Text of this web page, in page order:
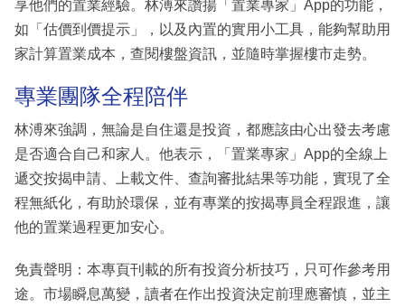
享他們的置業經驗。林溥來讚揚「置業專家」App的功能，
如「估價到價提示」，以及內置的實用小工具，能夠幫助用
家計算置業成本，查閱樓盤資訊，並隨時掌握樓市走勢。
專業團隊全程陪伴
林溥來強調，無論是自住還是投資，都應該由心出發去考慮
是否適合自己和家人。他表示，「置業專家」App的全線上
遞交按揭申請、上載文件、查詢審批結果等功能，實現了全
程無紙化，有助於環保，並有專業的按揭專員全程跟進，讓
他的置業過程更加安心。
免責聲明：本專頁刊載的所有投資分析技巧，只可作參考用
途。市場瞬息萬變，讀者在作出投資決定前理應審慎，並主